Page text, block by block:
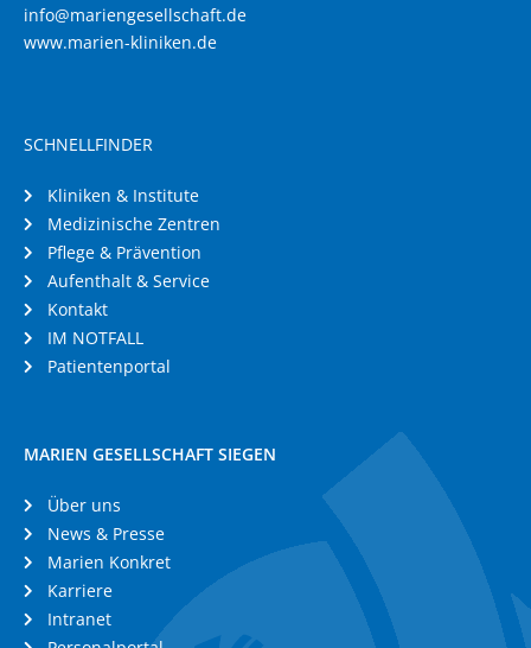
info@mariengesellschaft.de
www.marien-kliniken.de
SCHNELLFINDER
Kliniken & Institute
Medizinische Zentren
Pflege & Prävention
Aufenthalt & Service
Kontakt
IM NOTFALL
Patientenportal
MARIEN GESELLSCHAFT SIEGEN
Über uns
News & Presse
Marien Konkret
Karriere
Intranet